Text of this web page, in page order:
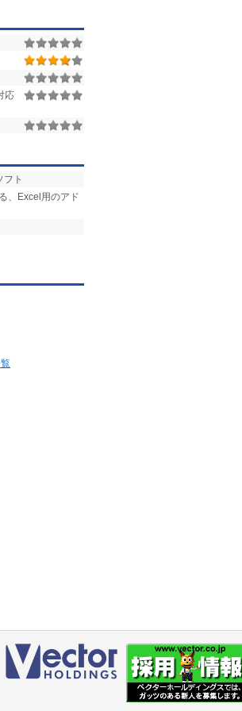
応
ト
、Excel用のアド